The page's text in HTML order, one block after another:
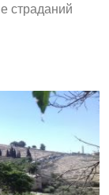
страданий